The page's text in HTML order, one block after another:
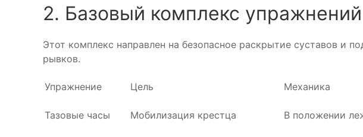
2. Базовый комплекс
Этот комплекс направлен на безопасное раскрытие суставов и
рывков.
Упражнение Цель Механика
Тазовые часы Мобилизация крестца В положении